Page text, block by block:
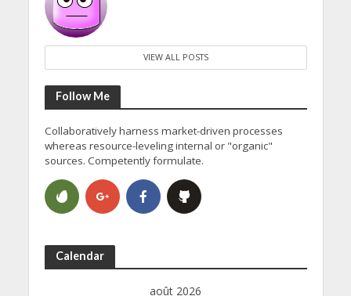
VIEW ALL POSTS
Follow Me
Collaboratively harness market-driven processes
whereas resource-leveling internal or "organic"
sources. Competently formulate.
Calendar
août 2026